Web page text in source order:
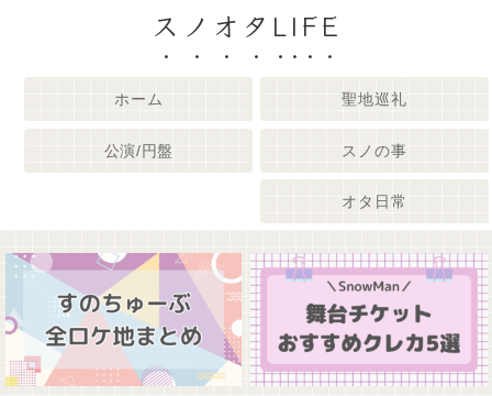
スノオタLIFE
ホーム 聖地巡礼
公演/円盤 スノの事
オタ日常